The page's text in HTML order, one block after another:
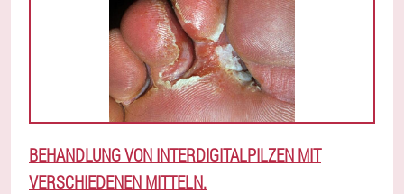
BEHANDLUNG VON INTERDIGITALPILZEN MIT
VERSCHIEDENEN MITTELN.